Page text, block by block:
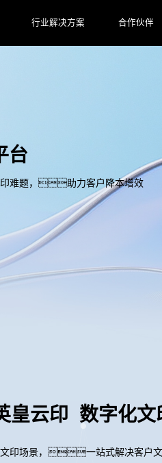
行业解决方案 合作伙伴
台
难题，助力客户降本增效
皇云印 数字化文
印场景，一站式解决客